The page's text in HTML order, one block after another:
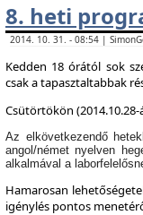
8. heti
2014. 10. 31. - 08:54 |
Kedden 18 órától sok
csak a tapasztaltabbak
Csütörtökön
Az elkövetkezendő
angol/német nyelven
alkalmával a
Hamarosan
igénylés pontos